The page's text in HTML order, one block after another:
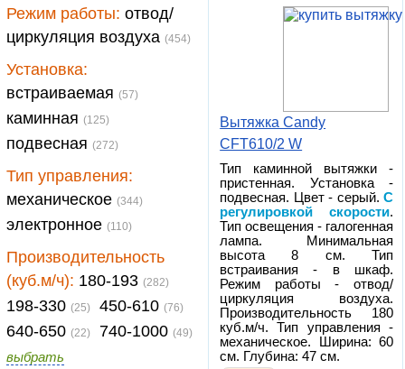
Режим работы: отвод/
циркуляция воздуха (454)
Установка:
встраиваемая (57)
каминная (125)
подвесная (272)
Тип управления:
механическое (344)
электронное (110)
Производительность
(куб.м/ч): 180-193 (282)
198-330 (25) 450-610 (76)
640-650 (22) 740-1000 (49)
выбрать
Вытяжка Candy
CFT610/2 W
Тип каминной вытяжки -
пристенная. Установка -
подвесная. Цвет - серый.С
регулировкой скорости.
Тип освещения - галогенная
лампа. Минимальная
высота 8 см. Тип
встраивания - в шкаф.
Режим работы - отвод/
циркуляция воздуха.
Производительность 180
куб.м/ч. Тип управления -
механическое. Ширина: 60
см. Глубина: 47 см.